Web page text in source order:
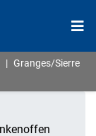
| Granges/Sierre